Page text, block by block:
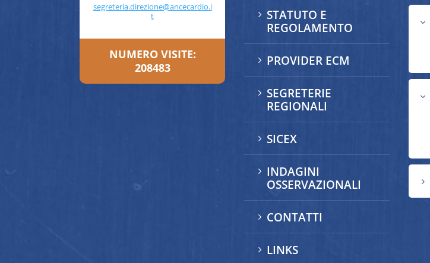
segreteria.direzione@ancecardio.i
t
NUMERO VISITE:
208483
5 STATUTO E
REGOLAMENTO
5 PROVIDER ECM
5 SEGRETERIE
REGIONALI
5 SICEX
5 INDAGINI
OSSERVAZIONALI
5 CONTATTI
5 LINKS
3
3
5